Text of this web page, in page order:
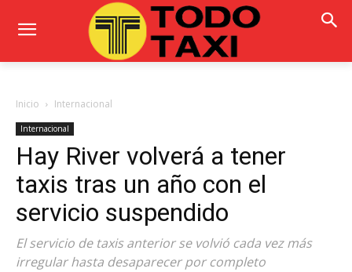
Inicio Internacional
Internacional
Hay River volverá a tener
taxis tras un año con el
servicio suspendido
El servicio de taxis anterior se volvió cada vez más
irregular hasta desaparecer por completo